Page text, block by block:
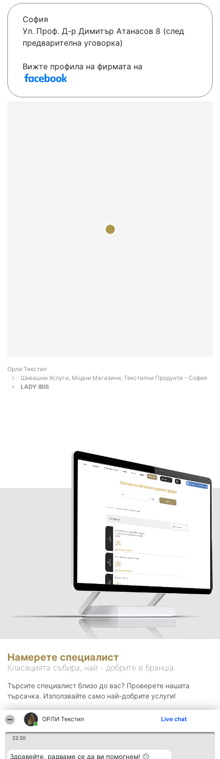
ОРЛИ Текстил Live chat
22:20
Здравейте, радваме се да ви помогнем! 🙂
София
Ул. Проф. Д-р Димитър Атанасов 8 (след
предварителна уговорка)
Вижте профила на фирмата на
Орли Текстил
Шивашки Услуги, Модни Магазини, Текстилни Продукти - София
LADY IBIS
Намерете специалист
Класацията събира, най - добрите в бранша.
Търсите специалист близо до вас? Проверете нашата
търсачка. Използвайте само най-добрите услуги!